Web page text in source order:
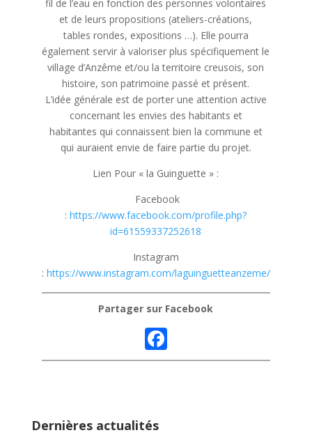
fil de l’eau en fonction des personnes volontaires
et de leurs propositions (ateliers-créations,
tables rondes, expositions …). Elle pourra
également servir à valoriser plus spécifiquement le
village d’Anzême et/ou la territoire creusois, son
histoire, son patrimoine passé et présent.
L’idée générale est de porter une attention active
concernant les envies des habitants et
habitantes qui connaissent bien la commune et
qui auraient envie de faire partie du projet.
Lien Pour « la Guinguette » :
Facebook
:https://www.facebook.com/profile.php?
id=61559337252618
Instagram
: https://www.instagram.com/laguinguetteanzeme/
Partager sur Facebook
ac
Dernières actualités